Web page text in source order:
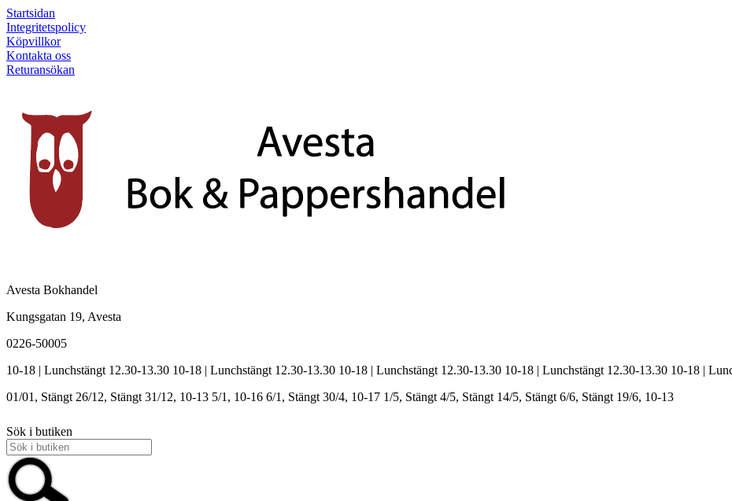
Startsidan
Integritetspolicy
Köpvillkor
Kontakta oss
Returansökan
Avesta Bokhandel
Kungsgatan 19, Avesta
0226-50005
10-18 | Lunchstängt 12.30-13.30 10-18 | Lunchstängt 12.30-13.30 10-18 | Lunchstängt 12.30-13.30 10-18 | Lunchstängt 12.30-13.30 10-18 |
01/01, Stängt 26/12, Stängt 31/12, 10-13 5/1, 10-16 6/1, Stängt 30/4, 10-17 1/5, Stängt 4/5, Stängt 14/5, Stängt 6/6, Stängt 19/6, 10-13
Sök i butiken